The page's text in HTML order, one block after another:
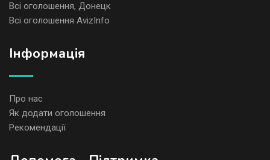
Всі оголошення, Донецк
Всі оголошення AvizInfo
Iнформація
Про нас
Як додати оголошення
Рекомендації